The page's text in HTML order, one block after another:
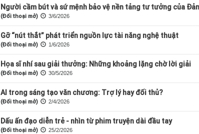
Người cầm bút và sứ mệnh bảo vệ nền tảng tư tưởng của
(Đối thoại mở) 3/6/2026
Gỡ “nút thắt” phát triển nguồn lực tài năng nghệ thuật
(Đối thoại mở) 1/6/2026
Họa sĩ nhí sau giải thưởng: Những khoảng lặng chờ lời giải
(Đối thoại mở) 30/5/2026
AI trong sáng tạo văn chương: Trợ lý hay đối thủ?
(Đối thoại mở) 2/4/2026
Dấu ấn đạo diễn trẻ - nhìn từ phim truyện dài đầu tay
(Đối thoại mở) 25/2/2026